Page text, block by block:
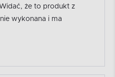
że to produkt z
wykonana i ma